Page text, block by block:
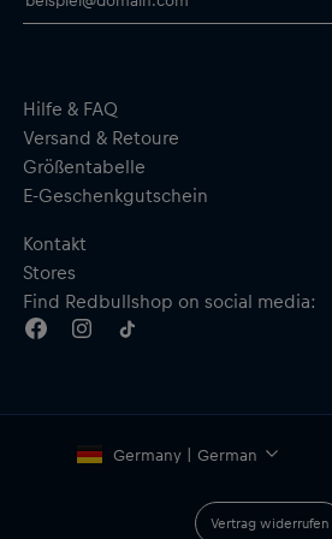
Hilfe & FAQ
Versand & Retoure
Größentabelle
E-Geschenkgutschein
Kontakt
Stores
Find Redbullshop on social media:
Germany | German
Vertrag widerrufen